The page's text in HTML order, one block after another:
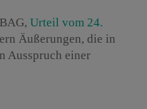
Urteil vom 24.
Äußerungen, die in
Ausspruch einer